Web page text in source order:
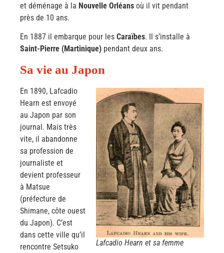
et déménage à la Nouvelle Orléans où il vit pendant
près de 10 ans.
En 1887 il embarque pour les Caraïbes. Il s’installe à
Saint-Pierre (Martinique) pendant deux ans.
Sa vie au Japon
Lafcadio Hearn et sa femme
En 1890, Lafcadio
Hearn est envoyé
au Japon par son
journal. Mais très
vite, il abandonne
sa profession de
journaliste et
devient professeur
à Matsue
(préfecture de
Shimane, côte ouest
du Japon). C’est
dans cette ville qu’il
rencontre Setsuko